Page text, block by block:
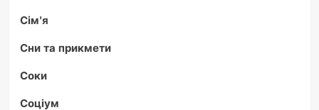
Сім'я
Сни та прикмети
Соки
Соціум